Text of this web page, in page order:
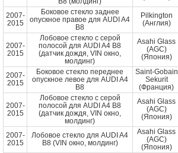
2007-
2015
Боковое стекло заднее
опускное правое для AUDI A4
B8
Pilkington
(Англия)
2007-
2015
Лобовое стекло с серой
полосой для AUDI A4 B8
(датчик дождя, VIN окно,
молдинг)
Asahi Glass
(AGC)
(Япония)
2007-
2015
Боковое стекло переднее
опускное левое для AUDI A4
B8
Saint-Gobain
Sekurit
(Франция)
2007-
2015
Лобовое стекло с серой
полосой для AUDI A4 B8
(датчик дождя, VIN окно,
молдинг)
Asahi Glass
(AGC)
(Япония)
2007-
2015
Лобовое стекло для AUDI A4
B8 (VIN окно, молдинг)
Asahi Glass
(AGC)
(Япония)